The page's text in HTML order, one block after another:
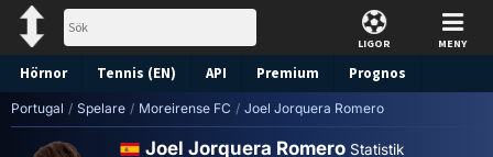
LIGOR MENY
Hörnor Tennis (EN) API Premium Prognos
Portugal / Spelare / Moreirense FC / Joel Jorquera Romero
Joel Jorquera Romero Statistik